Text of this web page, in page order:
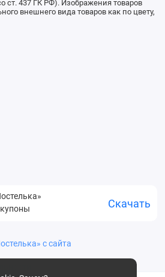
ст. 437 ГК РФ). Изображения товаров
внешнего вида товаров как по цвету,
Скачать
с сайта